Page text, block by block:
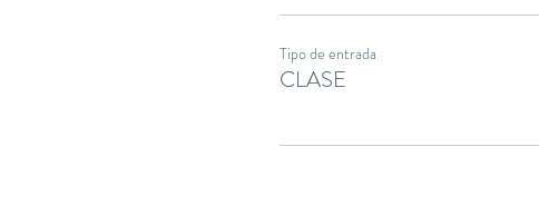
Tipo de entrada
CLASE